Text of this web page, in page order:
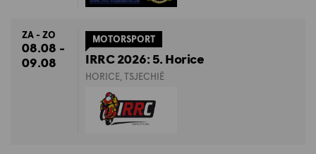
ZA - ZO
08.08 -
09.08
MOTORSPORT
IRRC 2026: 5. Horice
HORICE, TSJECHIË